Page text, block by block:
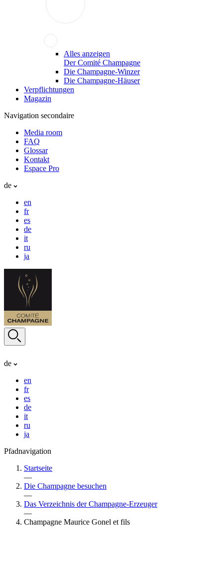
Alles anzeigen
Der Comité Champagne
Die Champagne-Winzer
Die Champagne-Häuser
Verpflichtungen
Magazin
Navigation secondaire
Media room
FAQ
Glossar
Kontakt
Espace Pro
de
en
fr
es
de
it
ru
ja
de
en
fr
es
de
it
ru
ja
Pfadnavigation
Startseite
—
Die Champagne besuchen
—
Das Verzeichnis der Champagne-Erzeuger
—
Champagne Maurice Gonel et fils